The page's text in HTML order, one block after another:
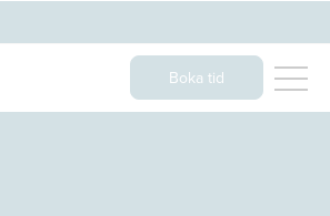
Boka tid